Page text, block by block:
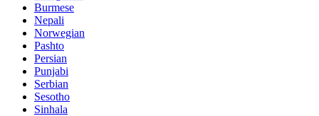
Burmese
Nepali
Norwegian
Pashto
Persian
Punjabi
Serbian
Sesotho
Sinhala